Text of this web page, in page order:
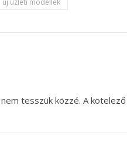
új üzleti modellek
tesszük közzé. A